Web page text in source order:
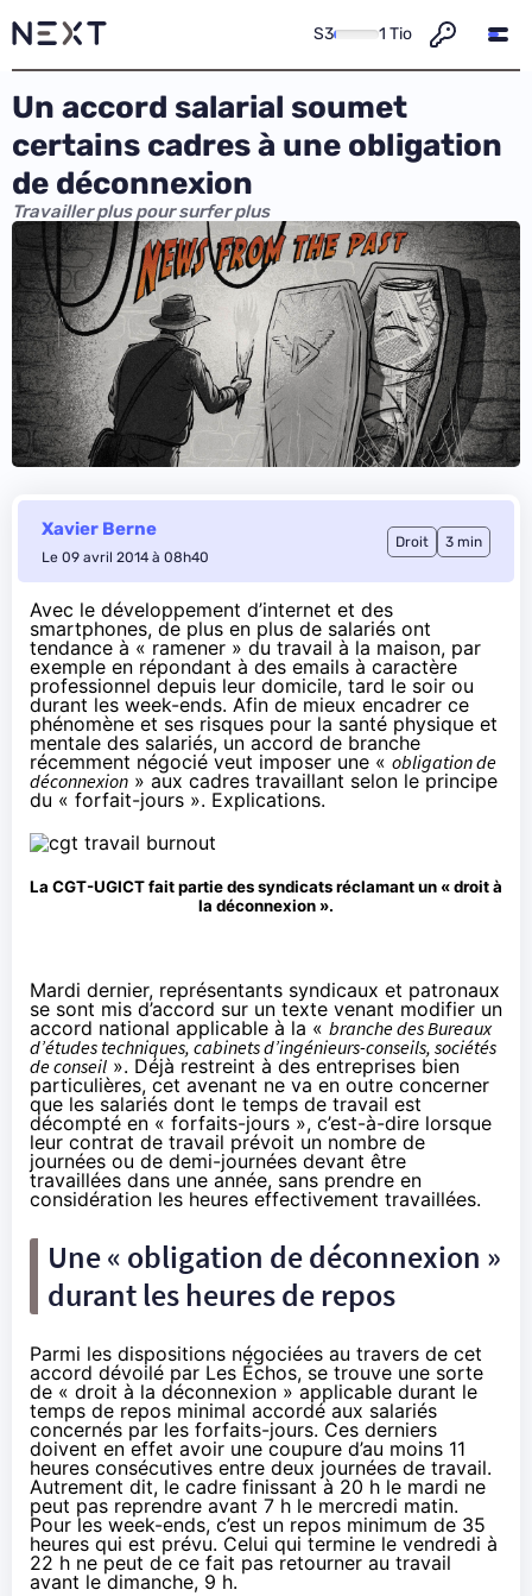
S3 1 Tio
Un accord salarial soumet
certains cadres à une obligation
de déconnexion
Travailler plus pour surfer plus
Xavier Berne
Le 09 avril 2014 à 08h40
Droit 3 min
Avec le développement d’internet et des
smartphones, de plus en plus de salariés ont
tendance à « ramener » du travail à la maison, par
exemple en répondant à des emails à caractère
professionnel depuis leur domicile, tard le soir ou
durant les week-ends. Afin de mieux encadrer ce
phénomène et ses risques pour la santé physique et
mentale des salariés, un accord de branche
récemment négocié veut imposer une « obligation de
déconnexion » aux cadres travaillant selon le principe
du « forfait-jours ». Explications.
La CGT-UGICT fait partie des syndicats réclamant un « droit à
la déconnexion ».
Mardi dernier, représentants syndicaux et patronaux
se sont mis d’accord sur un texte venant modifier un
accord national applicable à la « branche des Bureaux
d’études techniques, cabinets d’ingénieurs-conseils, sociétés
de conseil ». Déjà restreint à des entreprises bien
particulières, cet avenant ne va en outre concerner
que les salariés dont le temps de travail est
décompté en « forfaits-jours », c’est-à-dire lorsque
leur contrat de travail prévoit un nombre de
journées ou de demi-journées devant être
travaillées dans une année, sans prendre en
considération les heures effectivement travaillées.
Une « obligation de déconnexion »
durant les heures de repos
Parmi les dispositions négociées au travers de cet
accord dévoilé par Les Échos, se trouve une sorte
de « droit à la déconnexion » applicable durant le
temps de repos minimal accordé aux salariés
concernés par les forfaits-jours. Ces derniers
doivent en effet avoir une coupure d’au moins 11
heures consécutives entre deux journées de travail.
Autrement dit, le cadre finissant à 20 h le mardi ne
peut pas reprendre avant 7 h le mercredi matin.
Pour les week-ends, c’est un repos minimum de 35
heures qui est prévu. Celui qui termine le vendredi à
22 h ne peut de ce fait pas retourner au travail
avant le dimanche, 9 h.